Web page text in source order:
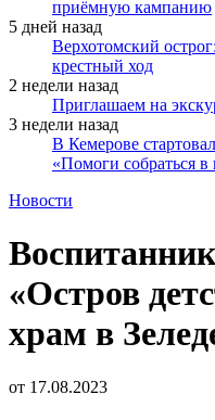
приёмную кампанию
5 дней назад
Верхотомский
крестный ход
2 недели назад
Приглашаем на
3 недели назад
В Кемерове
«Помоги собраться в
Новости
«Остров
храм в
от 17.08.2023